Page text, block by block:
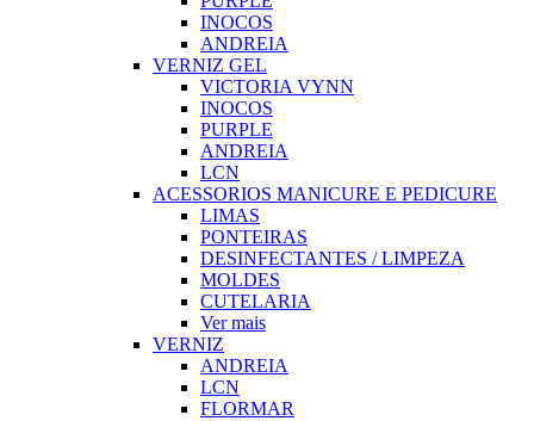
INOCOS
ANDREIA
VERNIZ GEL
VICTORIA VYNN
INOCOS
PURPLE
ANDREIA
LCN
ACESSORIOS MANICURE E PEDICURE
LIMAS
PONTEIRAS
DESINFECTANTES / LIMPEZA
MOLDES
CUTELARIA
Ver mais
VERNIZ
ANDREIA
LCN
FLORMAR